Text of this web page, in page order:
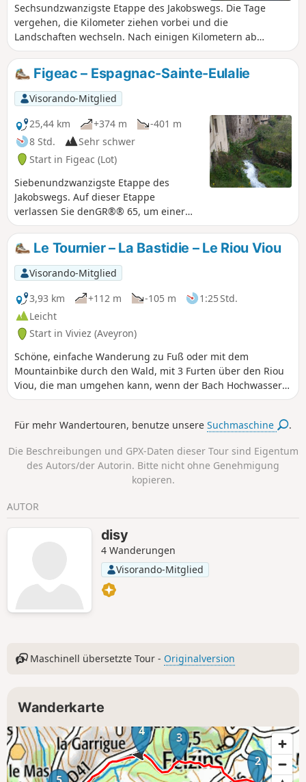
Sechsundzwanzigste Etappe des Jakobswegs. Die Tage
vergehen, die Kilometer ziehen vorbei und die
Landschaften wechseln. Nach einigen Kilometern ab
Livinhac-le-Haut gelangt man in das Departement Lot mit
neuen und abwechslungsreichen Landschaften und dem
Eindruck, im Süden angekommen zu sein, mit zirpenden
Zikaden und den Ziegeln, die die Häuser bedecken.
Figeac – Espagnac-Sainte-Eulalie
Visorando-Mitglied
25,44 km
+374 m
-401 m
8 Std.
Sehr schwer
Start in Figeac (Lot)
Siebenundzwanzigste Etappe des
Jakobswegs. Auf dieser Etappe
verlassen Sie denGR®® 65, um einer
reizvollen Variante zu folgen, die es
Ihnen ermöglicht, abseits der
ausgetretenen Pfade eine unberührte
Natur mit atemberaubenden
Landschaften zu entdecken. Kurz vor
dem charmanten kleinen Dorf Béduer
verlassen Sie denGR®® 65, um auf dem
„Voie du Célé“ auf denGR®® 651 zu
gelangen. Sie durchqueren die Dörfer
Boussac und Corn mit ihren für das
Quercy typischen alten Häusern und
Höhlenwohnungen. Dann, eingebettet
in eine Schleife des Célé, entdecken Sie
authentische Dörfer, die zu einem
sagen: Das prächtige Priorat und sein
außergewöhnlicher Glockenturm sind
allein schon einen Abstecher wert. Nicht
Paradis“ (Paradies-Tal).
Le Tournier – La Bastidie – Le Riou Viou
Visorando-Mitglied
3,93 km
+112 m -105 m
1:25 Std.
Leicht
Start in Viviez (Aveyron)
Schöne, einfache Wanderung zu Fuß oder mit dem
Mountainbike durch den Wald, mit 3 Furten über den Riou
Viou, die man umgehen kann, wenn der Bach Hochwasser
führt.
Für mehr Wandertouren, benutze unsereSuchmaschine .
Die Beschreibungen und GPX-Daten dieser Tour sind Eigentum
des Autors/der Autorin. Bitte nicht ohne Genehmigung
kopieren.
AUTOR
disy
4 Wanderungen
Visorando-Mitglied
Maschinell übersetzte Tour - Originalversion
Wanderkarte
2
3
4